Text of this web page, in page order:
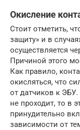
Окисление
Стоит отметить,
защиту» и в
осуществляется
Причиной этого
Как правило,
окисляться, что
от датчиков к
не проходит, то в
принудительно
зависимости от